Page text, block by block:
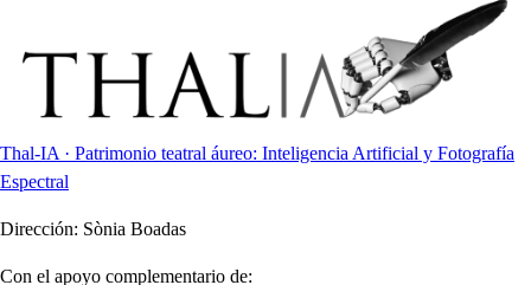
Thal-IA · Patrimonio teatral áureo: Inteligencia Artificial y Fotografía
Espectral
Dirección: Sònia Boadas
Con el apoyo complementario de: